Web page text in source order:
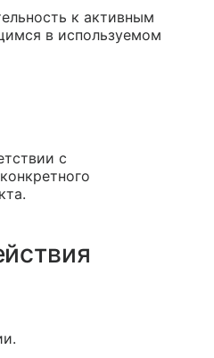
к активным
в используемом
с